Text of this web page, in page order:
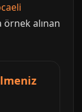
örnek alınan